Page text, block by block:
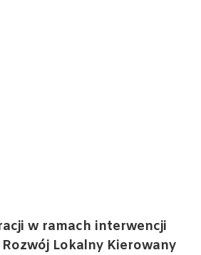
w ramach interwencji
Rozwój Lokalny Kierowany